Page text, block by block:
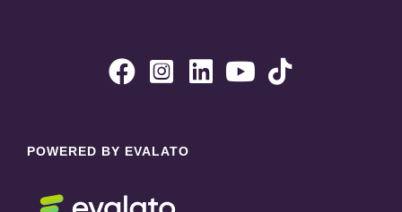
    
POWERED BY EVALATO